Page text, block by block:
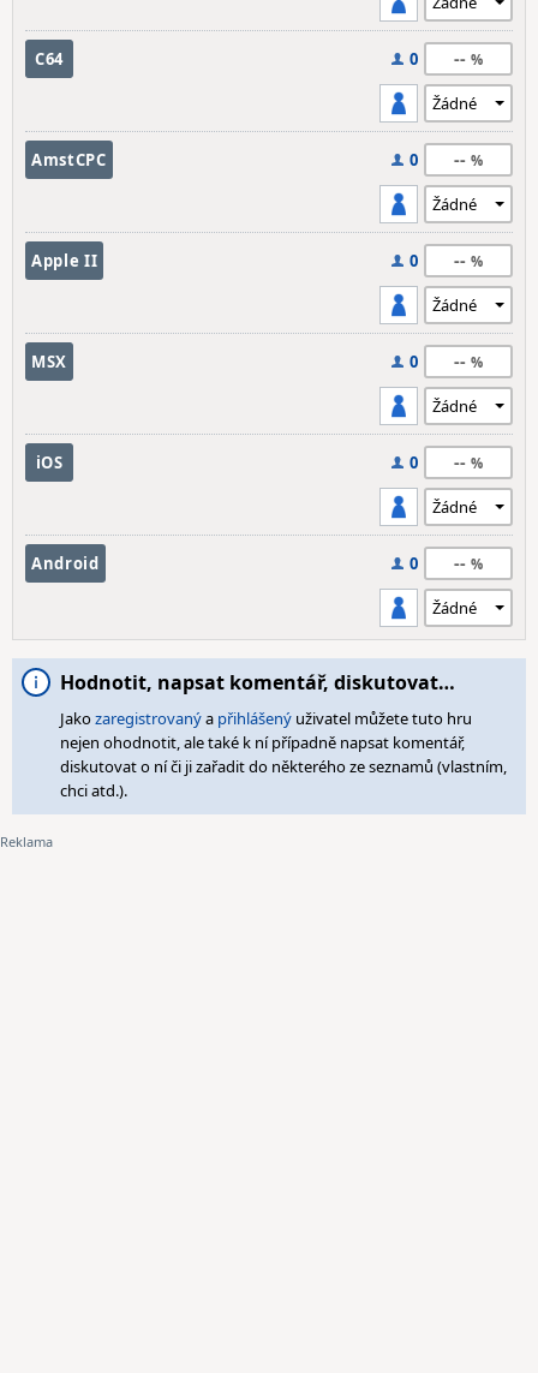
C64 0 --
AmstCPC 0 --
Apple II 0 --
MSX 0 --
iOS 0 --
Android 0 --
Hodnotit, napsat komentář, diskutovat…
Jakozaregistrovanýa přihlášený uživatel můžete tuto hru
nejen ohodnotit, ale také k ní případně napsat komentář,
diskutovat o ní či ji zařadit do některého ze seznamů (vlastním,
chci atd.).